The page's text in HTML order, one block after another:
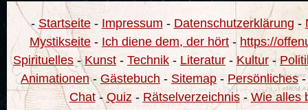
- Startseite- Impressum - Datenschutzerklärung -
Mystikseite - Ich diene dem, der hört - https://
Spirituelles-Kunst - Technik - Literatur - Kultur-
Animationen-Gästebuch - Sitemap - Persönliches
Chat-Quiz- Rätselverzeichnis-Wie alles